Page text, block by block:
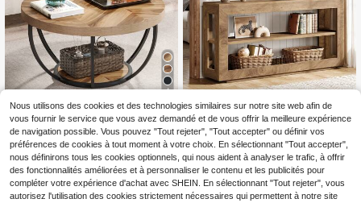
4
Tribesigns
Entrepôt UE Tribesigns Table basse r
onde industrielle à 2 niveaux avec é
tagères de rangement, table central
e d'appoint en bois moderne, table
d'appoint de canapé pour salon, bur
eau à domicile
105,78€
Tribesigns
Entrepôt UE Tribesigns Table Consol
e en Bois de Style, 160x35x85 cm
Console Meuble, Table d'Appoint av
ec 3 Étagères pour Salon, Couloir, E
ntrée, Style Industriel, Marron Rusti
que
138 ,05€
Nous utilisons des cookies et des technologies similaires sur notre site web afin de
vous fournir le service que vous avez demandé et de vous offrir la meilleure expérience
de navigation possible. Vous pouvez "Tout rejeter", "Tout accepter" ou définir vos
préférences de cookies à tout moment à votre choix. En sélectionnant "Tout accepter",
nous définirons tous les cookies optionnels, qui nous aident à analyser le trafic, à offrir
des fonctionnalités améliorées et à personnaliser le contenu et les publicités pour
compléter votre expérience d'achat avec SHEIN. En sélectionnant "Tout rejeter", vous
autorisez l'utilisation des cookies strictement nécessaires qui permettent à notre site